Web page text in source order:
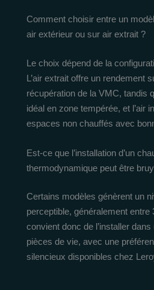
Comment choisir entre un
air extérieur ou sur air extrait ?
Le choix dépend de la
L’air extrait offre un rendement
récupération de la VMC, tandis
idéal en zone tempérée, et l’air
espaces non chauffés avec
Est-ce que l’installation d’un
thermodynamique peut être
Certains modèles génèrent un
perceptible, généralement entre
convient donc de l’installer
pièces de vie, avec une
silencieux disponibles chez